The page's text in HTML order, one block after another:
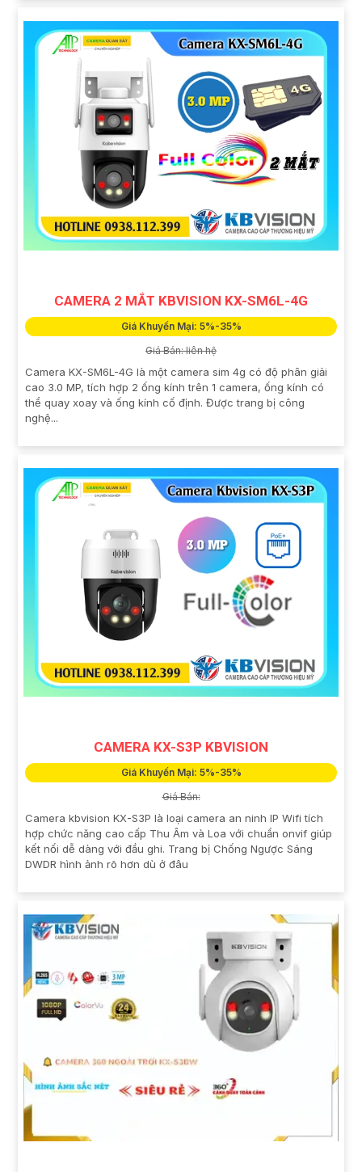
CAMERA 2 MẮT KBVISION KX-SM6L-4G
Giá Khuyến Mại: 5%-35%
Giá Bán: liên hệ
Camera KX-SM6L-4G là một camera sim 4g có độ phân giải
cao 3.0 MP, tích hợp 2 ống kính trên 1 camera, ống kính có
thể quay xoay và ống kính cố định. Được trang bị công
nghệ...
CAMERA KX-S3P KBVISION
Giá Khuyến Mại: 5%-35%
Giá Bán:
Camera kbvision KX-S3P là loại camera an ninh IP Wifi tích
hợp chức năng cao cấp Thu Âm và Loa với chuẩn onvif giúp
kết nối dễ dàng với đầu ghi. Trang bị Chống Ngược Sáng
DWDR hình ảnh rõ hơn dù ở đâu